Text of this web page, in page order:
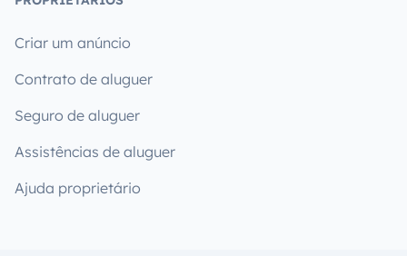
Criar um anúncio
Contrato de aluguer
Seguro de aluguer
Assistências de aluguer
Ajuda proprietário